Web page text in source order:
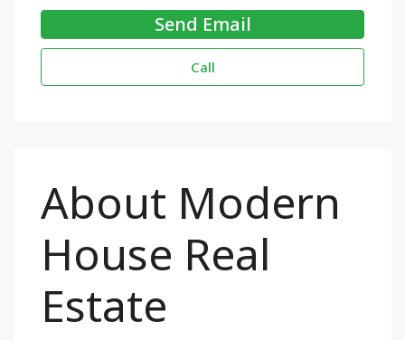
Send Email
Call
About Modern
House Real
Estate